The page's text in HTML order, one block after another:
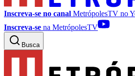
Inscreva-se no canal MetrópolesTV no
Inscreva-se na MetrópolesTV
Busca